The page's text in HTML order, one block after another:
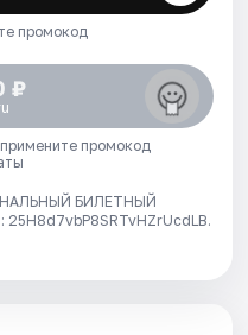
промокод
₽
промокод
БИЛЕТНЫЙ